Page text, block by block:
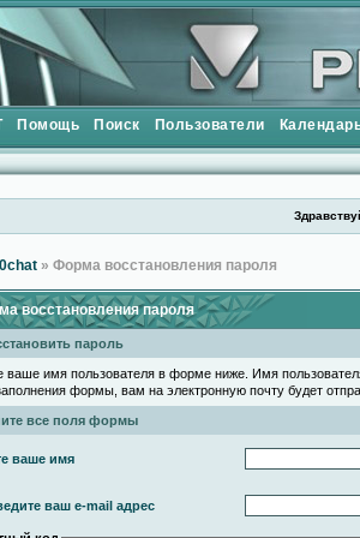
Помощь Поиск Пользователи
» Форма восстановления пароля
восстановления пароля
пароль
ваше имя пользователя в форме ниже. Имя
формы, вам на электронную почту будет
все поля формы
ваше имя
ваш e-mail адрес